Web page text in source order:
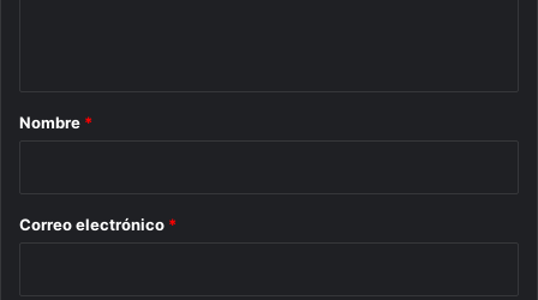
r
*
Nombre *
Correo electrónico *